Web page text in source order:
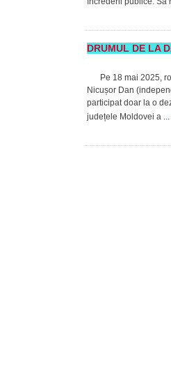
DRUMUL DE LA
Pe 18 mai 2025,
Nicușor Dan
participat doar la o
județele Moldovei a ...